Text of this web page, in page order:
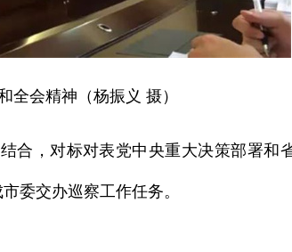
全会精神（杨振义 摄）
合，对标对表党中央重大决策部署和
委交办巡察工作任务。